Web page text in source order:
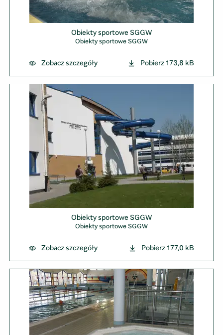
Obiekty sportowe SGGW
Obiekty sportowe SGGW
Zobacz szczegóły Pobierz 173,8 kB
Obiekty sportowe SGGW
Obiekty sportowe SGGW
Zobacz szczegóły Pobierz 177,0 kB